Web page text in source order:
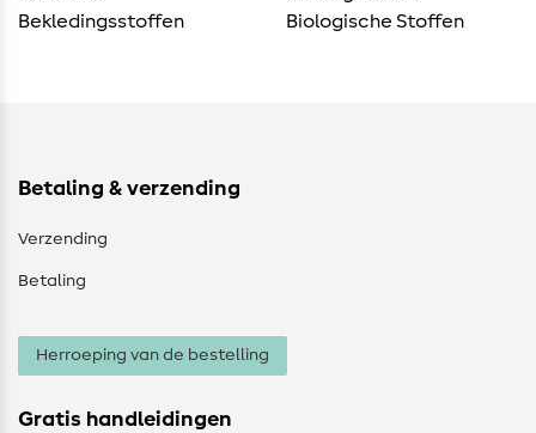
Bekledingsstoffen
Biologische Stoffen
Betaling & verzending
Verzending
Betaling
Herroeping van de bestelling
Gratis handleidingen